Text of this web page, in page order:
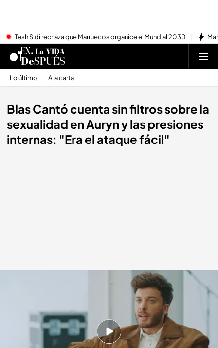
Tesh Sidi rechaza que Marruecos organice el Mundial 2030
Lo último A la carta
Blas Cantó cuenta sin filtros sobre la
sexualidad en Auryn y las presiones
internas: "Era el ataque fácil"
09 ABR 2026 - 01:08h.
Blas Cantó se abre en canal al hablar sobre